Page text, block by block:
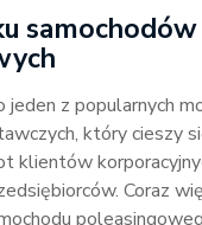
samochodów
jeden z popularnych
który cieszy
klientów
Coraz